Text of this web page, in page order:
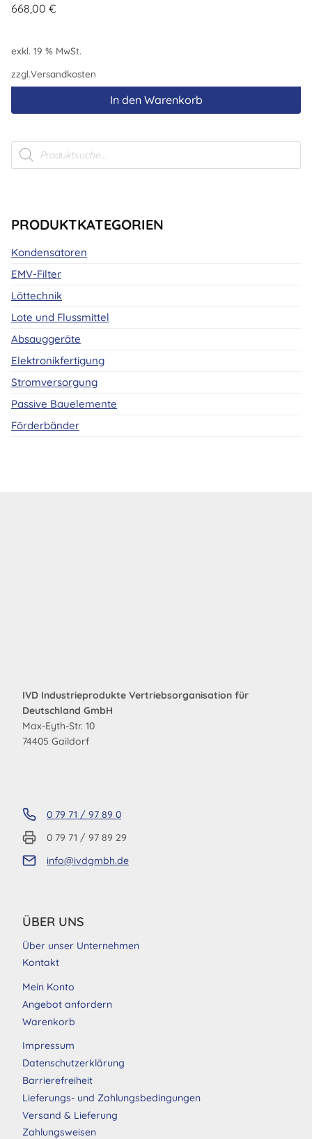
668,00 €
exkl. 19 % MwSt.
zzgl.Versandkosten
In den Warenkorb
Products
search
PRODUKTKATEGORIEN
Kondensatoren
EMV-Filter
Löttechnik
Lote und Flussmittel
Absauggeräte
Elektronikfertigung
Stromversorgung
Passive Bauelemente
Förderbänder
IVD Industrieprodukte Vertriebsorganisation für
Deutschland GmbH
Max-Eyth-Str. 10
74405 Gaildorf
0 79 71 / 97 89 0
0 79 71 / 97 89 29
info@ivdgmbh.de
ÜBER UNS
Über unser Unternehmen
Kontakt
Mein Konto
Angebot anfordern
Warenkorb
Impressum
Datenschutzerklärung
Barrierefreiheit
Lieferungs- und Zahlungsbedingungen
Versand & Lieferung
Zahlungsweisen